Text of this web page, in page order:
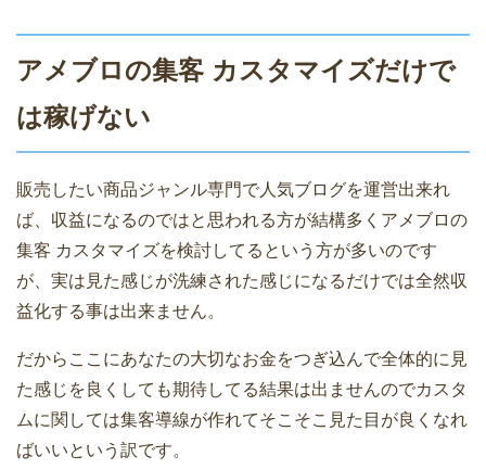
アメブロの集客 カスタマイズだけで
は稼げない
販売したい商品ジャンル専門で人気ブログを運営出来れ
ば、収益になるのではと思われる方が結構多くアメブロの
集客 カスタマイズを検討してるという方が多いのです
が、実は見た感じが洗練された感じになるだけでは全然収
益化する事は出来ません。
だからここにあなたの大切なお金をつぎ込んで全体的に見
た感じを良くしても期待してる結果は出ませんのでカスタ
ムに関しては集客導線が作れてそこそこ見た目が良くなれ
ばいいという訳です。